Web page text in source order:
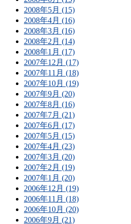
2008年5月 (15)
2008年4月 (16)
2008年3月 (16)
2008年2月 (14)
2008年1月 (17)
2007年12月 (17)
2007年11月 (18)
2007年10月 (19)
2007年9月 (20)
2007年8月 (16)
2007年7月 (21)
2007年6月 (17)
2007年5月 (15)
2007年4月 (23)
2007年3月 (20)
2007年2月 (19)
2007年1月 (20)
2006年12月 (19)
2006年11月 (18)
2006年10月 (20)
2006年9月 (21)